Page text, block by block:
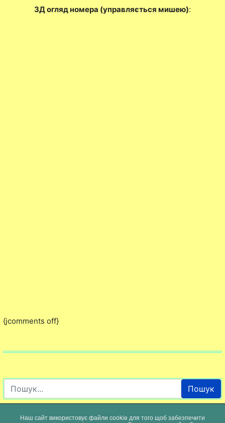
3Д огляд номера (управляється мишею):
{jcomments off}
Пошук
Наш сайт використовує файли cookie для того щоб забезпечити